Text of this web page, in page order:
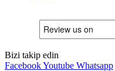
Bizi takip edin
FacebookYoutube Whatsapp